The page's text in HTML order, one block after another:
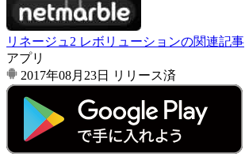
リネージュ2 レボリューションの関連記事
アプリ
2017年08月23日
リリース済